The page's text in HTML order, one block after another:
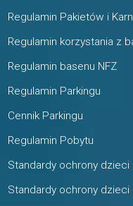
Regulamin Pakietów i
Regulamin korzystania z
Regulamin basenu NFZ
Regulamin Parkingu
Cennik Parkingu
Regulamin Pobytu
Standardy ochrony dzieci
Standardy ochrony